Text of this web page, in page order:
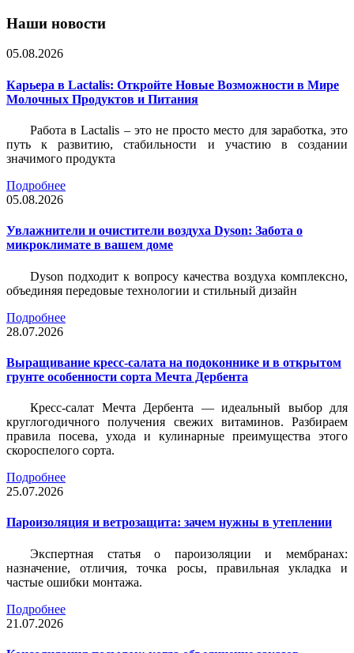
Наши новости
05.08.2026
Карьера в Lactalis: Откройте Новые Возможности в Мире
Молочных Продуктов и Питания
Работа в Lactalis – это не просто место для заработка, это
путь к развитию, стабильности и участию в создании
значимого продукта
Подробнее
05.08.2026
Увлажнители и очистители воздуха Dyson: Забота о
микроклимате в вашем доме
Dyson подходит к вопросу качества воздуха комплексно,
объединяя передовые технологии и стильный дизайн
Подробнее
28.07.2026
Выращивание кресс-салата на подоконнике и в открытом
грунте особенности сорта Мечта Дербента
Кресс-салат Мечта Дербента — идеальный выбор для
круглогодичного получения свежих витаминов. Разбираем
правила посева, ухода и кулинарные преимущества этого
скороспелого сорта.
Подробнее
25.07.2026
Пароизоляция и ветрозащита: зачем нужны в утеплении
Экспертная статья о пароизоляции и мембранах:
назначение, отличия, точка росы, правильная укладка и
частые ошибки монтажа.
Подробнее
21.07.2026